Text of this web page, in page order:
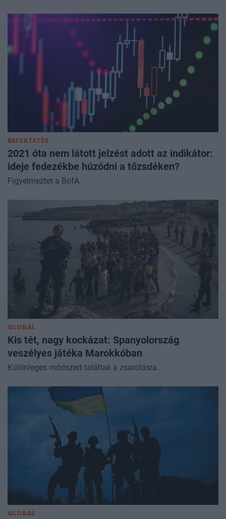
BEFEKTETÉS
2021 óta nem látott jelzést adott az indikátor:
ideje fedezékbe húzódni a tőzsdéken?
Figyelmeztet a BofA.
GLOBÁL
Kis tét, nagy kockázat: Spanyolország
veszélyes játéka Marokkóban
Különleges módszert találtak a zsarolásra.
GLOBÁL